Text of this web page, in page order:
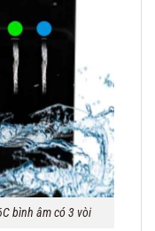
bình âm có 3 vòi